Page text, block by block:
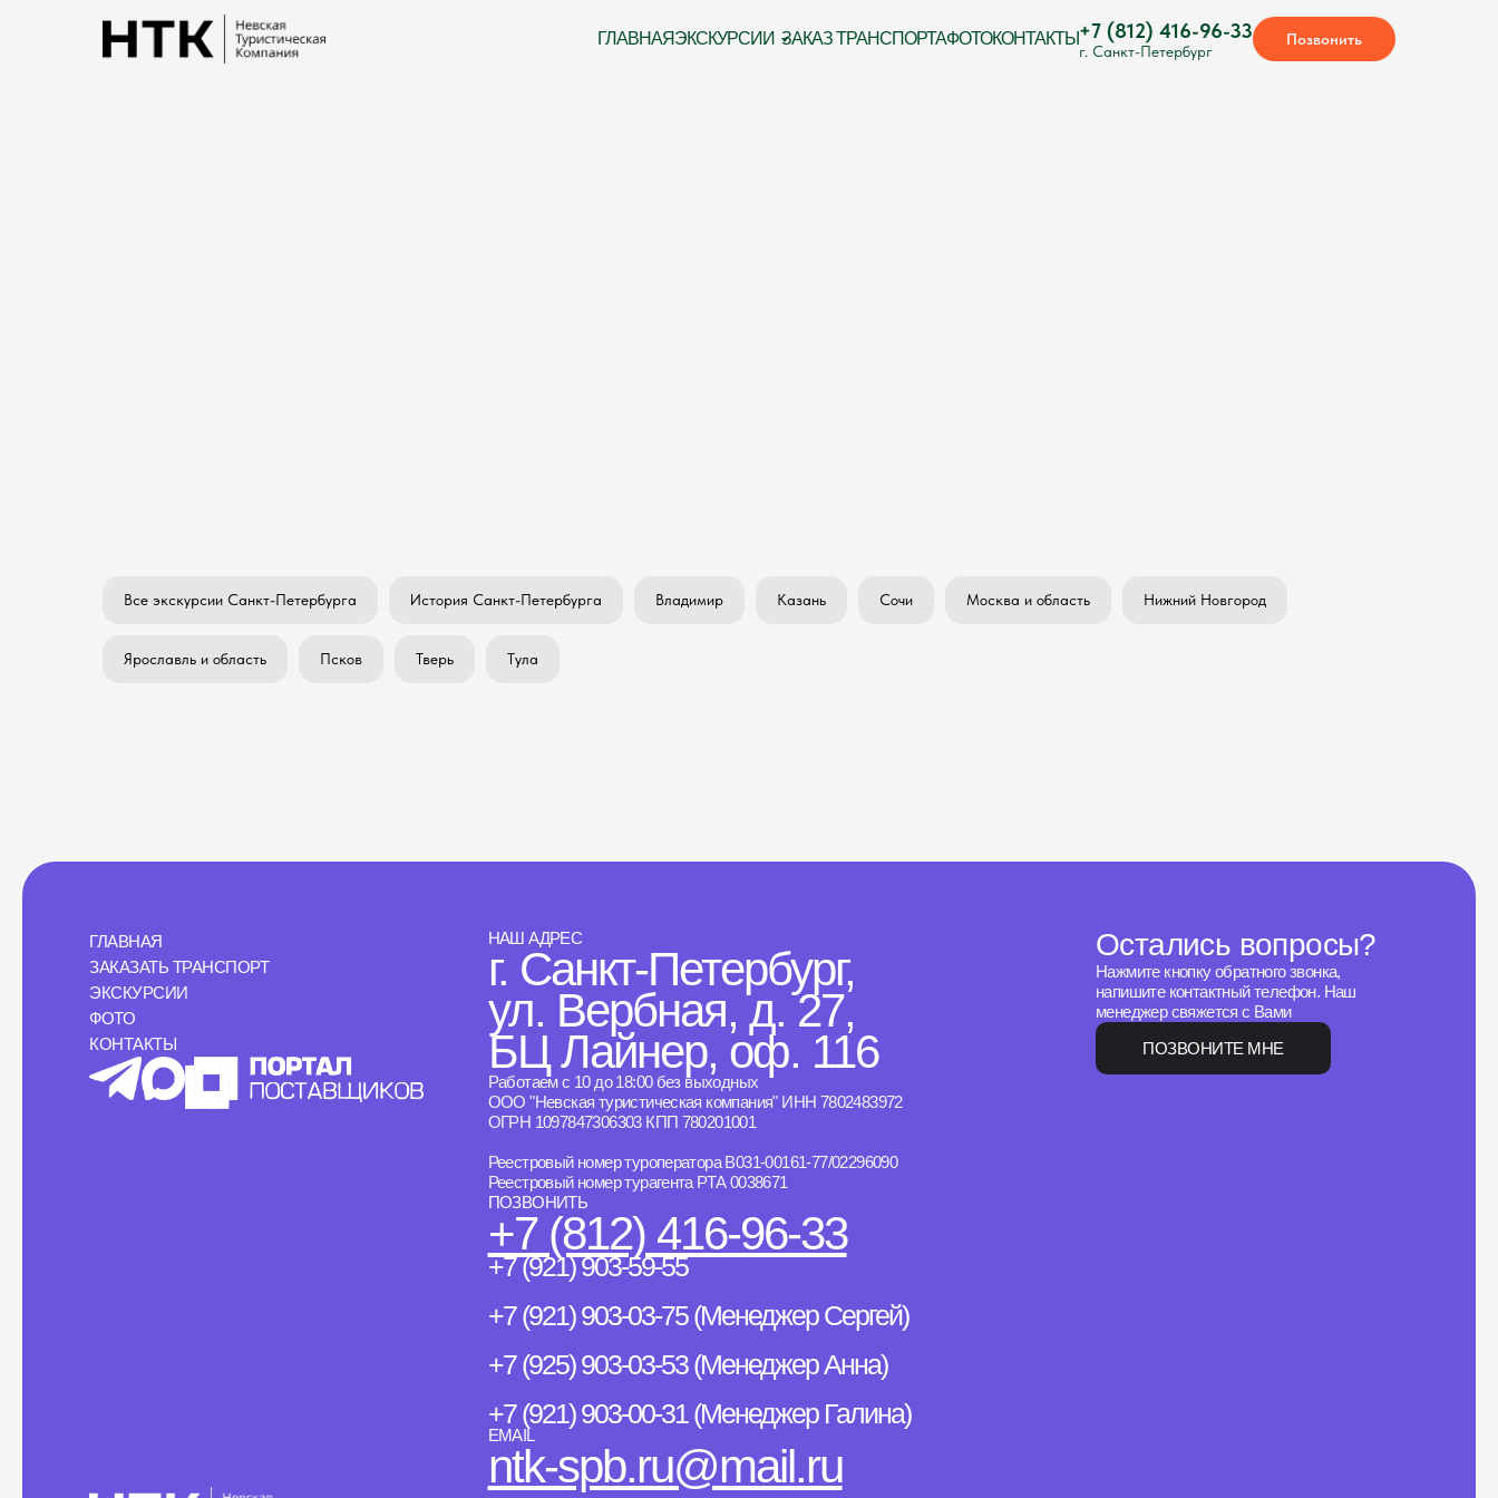
ГЛАВНАЯЭКСКУРСИИ ЗАКАЗ ТРАНСПОРТАФОТОКОНТАКТЫ +7 (812) 416-96-33
г. Санкт-Петербург
Позвонить
Все экскурсии Санкт-Петербурга История Санкт-Петербурга Владимир Казань Сочи Москва и область Нижний Новгород
Ярославль и область Псков Тверь Тула
ГЛАВНАЯ
ЗАКАЗАТЬ ТРАНСПОРТ
ЭКСКУРСИИ
ФОТО
КОНТАКТЫ
НАШ АДРЕС
г. Санкт-Петербург,
ул. Вербная, д. 27,
БЦ Лайнер, оф. 116
Работаем с 10 до 18:00 без выходных
ООО "Невская туристическая компания" ИНН 7802483972
ОГРН 1097847306303 КПП 780201001
Реестровый номер туроператора B031-00161-77/02296090
Реестровый номер турагента РТА 0038671
ПОЗВОНИТЬ
+7 (812) 416-96-33
+7 (921) 903-59-55
+7 (921) 903-03-75 (Менеджер Сергей)
+7 (925) 903-03-53 (Менеджер Анна)
+7 (921) 903-00-31 (Менеджер Галина)
EMAIL
ntk-spb.ru@mail.ru
Остались вопросы?
Нажмите кнопку обратного звонка,
напишите контактный телефон. Наш
менеджер свяжется с Вами
ПОЗВОНИТЕ МНЕ